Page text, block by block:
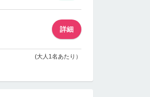
詳細
(大人1名あたり）